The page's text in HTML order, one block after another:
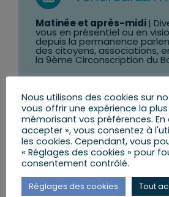
Matinée et après-midi|
vous en présentiel ou en
depuis la permanence
des citoyens, associations,
la 9ème Circonscription du
14h00| Permanence du
équipe à VENDENHEIM
15h30| Permanence du
équipe àBRUMATH &
cœur de l’industrie
Nous utilisons des cookies sur
vous offrir une expérience la
mémorisant vos préférences. En
accepter », vous consentez à
les cookies. Cependant, vous
« Réglages des cookies » pour
consentement contrôlé.
Réglages des cookies Tout